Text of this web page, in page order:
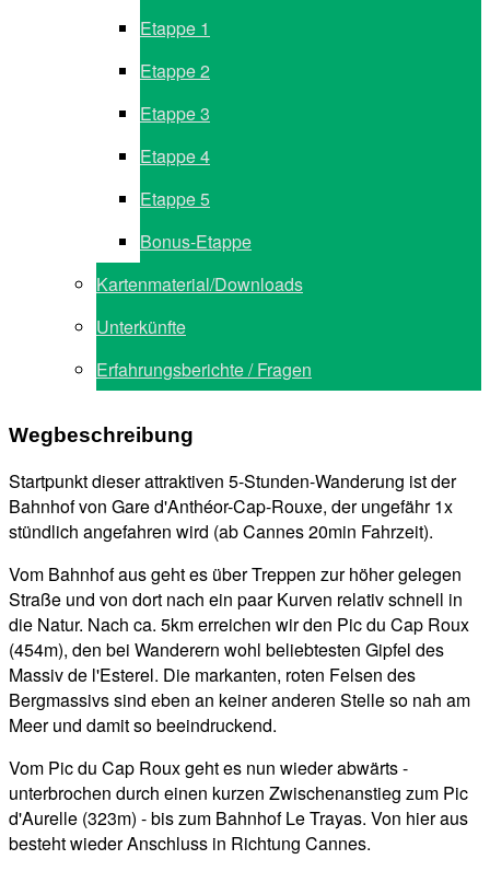
Etappe 1
Etappe 2
Etappe 3
Etappe 4
Etappe 5
Bonus-Etappe
Kartenmaterial/Downloads
Unterkünfte
Erfahrungsberichte / Fragen
Wegbeschreibung
Startpunkt dieser attraktiven 5-Stunden-Wanderung ist der
Bahnhof von Gare d'Anthéor-Cap-Rouxe, der ungefähr 1x
stündlich angefahren wird (ab Cannes 20min Fahrzeit).
Vom Bahnhof aus geht es über Treppen zur höher gelegen
Straße und von dort nach ein paar Kurven relativ schnell in
die Natur. Nach ca. 5km erreichen wir den Pic du Cap Roux
(454m), den bei Wanderern wohl beliebtesten Gipfel des
Massiv de l'Esterel. Die markanten, roten Felsen des
Bergmassivs sind eben an keiner anderen Stelle so nah am
Meer und damit so beeindruckend.
Vom Pic du Cap Roux geht es nun wieder abwärts -
unterbrochen durch einen kurzen Zwischenanstieg zum Pic
d'Aurelle (323m) - bis zum Bahnhof Le Trayas. Von hier aus
besteht wieder Anschluss in Richtung Cannes.